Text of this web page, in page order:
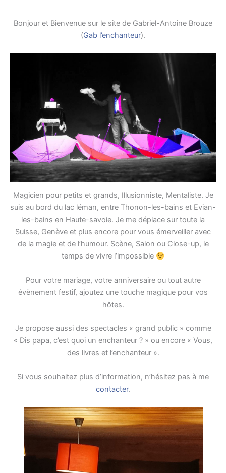
Bonjour et Bienvenue sur le site de Gabriel-Antoine Brouze
(Gab l’enchanteur).
Magicien pour petits et grands, Illusionniste, Mentaliste. Je
suis au bord du lac léman, entre Thonon-les-bains et Evian-
les-bains en Haute-savoie. Je me déplace sur toute la
Suisse, Genève et plus encore pour vous émerveiller avec
de la magie et de l’humour. Scène, Salon ou Close-up, le
temps de vivre l’impossible
Pour votre mariage, votre anniversaire ou tout autre
évènement festif, ajoutez une touche magique pour vos
hôtes.
Je propose aussi des spectacles « grand public » comme
« Dis papa, c’est quoi un enchanteur ? » ou encore « Vous,
des livres et l’enchanteur ».
Si vous souhaitez plus d’information, n’hésitez pas à me
contacter.